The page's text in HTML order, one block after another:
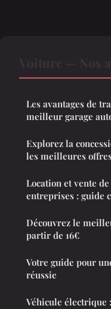
Les avantages de
meilleur garage
Explorez la
les meilleures
Location et vente
entreprises : guide
Découvrez le
partir de 16€
Votre guide pour
réussie
Véhicule électrique